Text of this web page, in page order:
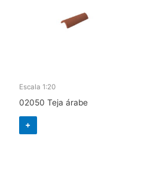
Escala 1:20
02050 Teja árabe
+